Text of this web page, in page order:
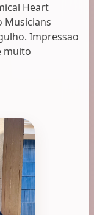
Heart
Musicians
Impressao
muito